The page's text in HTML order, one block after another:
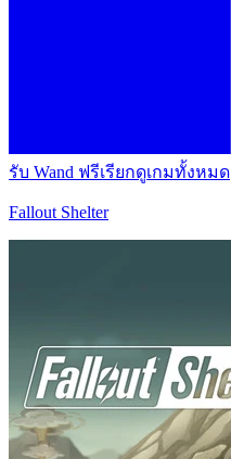
รับ Wand ฟรีเรียกดูเกมทั้งหมด
Fallout Shelter